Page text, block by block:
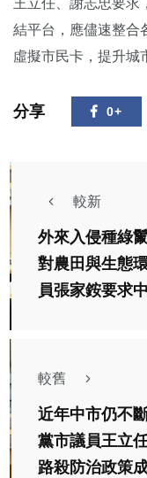
王立任、謝志忠要求
結平台，應儘速整合
虛擬市民卡，提升城
分享 0+
較新
外來入侵種綠
對農田與生態
員張家銨要求
較舊
近年中市仍不
黨市議員王立
路殺防治政策